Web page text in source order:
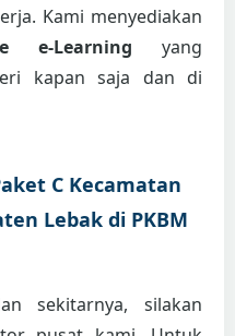
Kami menyediakan
e-Learning yang
kapan saja dan di
C Kecamatan
Lebak di PKBM
sekitarnya, silakan